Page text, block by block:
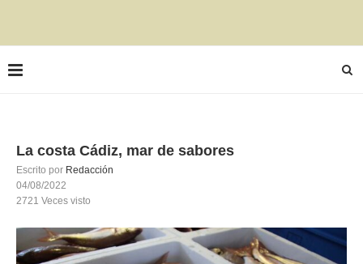
La costa Cádiz, mar de sabores
Escrito por Redacción
04/08/2022
2721 Veces visto